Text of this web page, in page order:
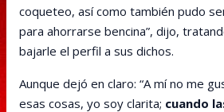
coqueteo, así como también pudo
para ahorrarse bencina”, dijo,
bajarle el perfil a sus dichos.
Aunque dejó en claro: “A mí no me
esas cosas, yo soy clarita; cuando